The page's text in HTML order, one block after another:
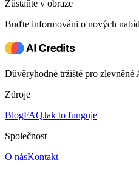
Zůstaňte v obraze
Buďte informováni o nových
Důvěryhodné tržiště pro zlevněné
Zdroje
BlogFAQJak to funguje
Společnost
O násKontakt